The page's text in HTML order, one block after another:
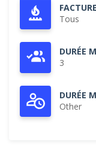
Tous
DURÉE
3
DURÉE
Other